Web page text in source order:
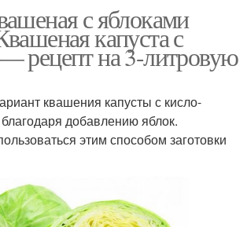
с яблоками
капуста с
рецепт на 3-литровую
квашения капусты с кисло-
добавлению яблок.
этим способом заготовки